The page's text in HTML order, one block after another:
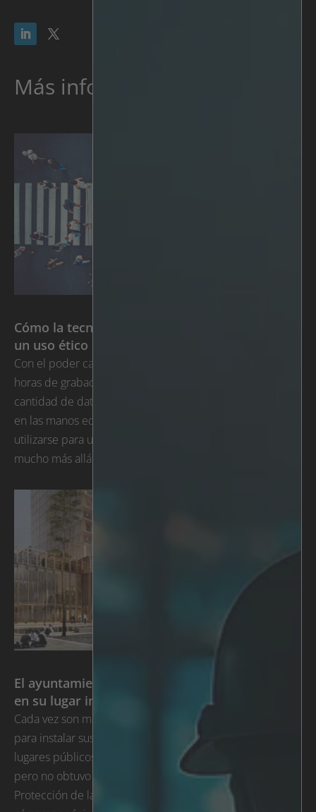
Más información:
Cómo la tecnología de anonimización garantiza
un uso ético de la videovigilancia
Con el poder cada vez mayor de la IA, innumerables
horas de grabaciones de vídeo son ahora una gran
cantidad de datos procesables. Sin embargo, si se ponen
en las manos equivocadas, estos datos también pueden
utilizarse para una variedad de propósitos que van
mucho más allá de la seguridad o la eficiencia.
El ayuntamiento no pudo obtener el permiso:
en su lugar instaló cámaras anónimas
Cada vez son más los municipios que solicitan permisos
para instalar sus propias cámaras de seguridad en
lugares públicos. El municipio de Skellefteå lo solicitó,
pero no obtuvo la aprobación de la Autoridad de
Protección de la Intimidad. Ahora están instalando